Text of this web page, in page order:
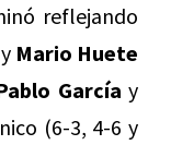
reflejando
y Mario Huete
García y
(6-3, 4-6 y